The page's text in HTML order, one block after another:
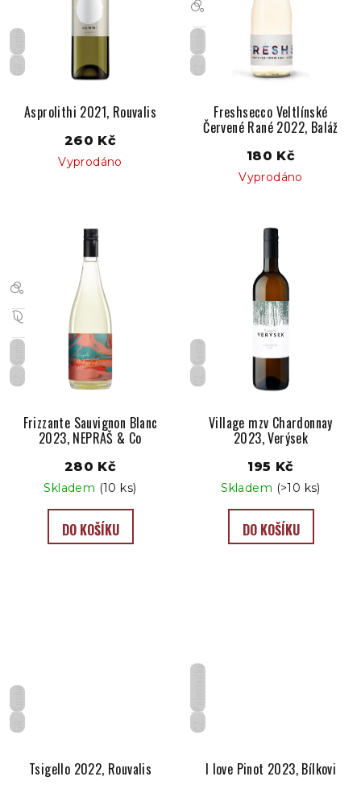
GR
Suché
Asprolithi 2021, Rouvalis
260 Kč
Vyprodáno
CZ
Suché
Freshsecco Veltlínské
Červené Rané 2022, Baláž
180 Kč
Vyprodáno
CZ
Suché
Frizzante Sauvignon Blanc
2023, NEPRAŠ & Co
280 Kč
Skladem (10 ks)
DO KOŠÍKU
CZ
Suché
Village mzv Chardonnay
2023, Verýsek
195 Kč
Skladem (>10 ks)
DO KOŠÍKU
GR
Suché
Tsigello 2022, Rouvalis
CZ
I love Pinot 2023, Bílkovi